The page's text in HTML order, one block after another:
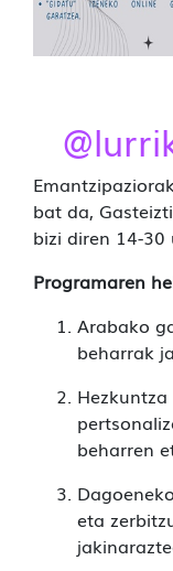
bat da,
bizi diren 14-
Programaren
Arabako
beharrak
beharren
eta